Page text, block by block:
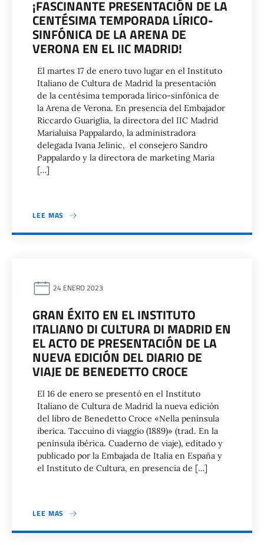
¡FASCINANTE PRESENTACIÓN DE LA
CENTÉSIMA TEMPORADA LÍRICO-
SINFÓNICA DE LA ARENA DE
VERONA EN EL IIC MADRID!
El martes 17 de enero tuvo lugar en el Instituto
Italiano de Cultura de Madrid la presentación
de la centésima temporada lírico-sinfónica de
la Arena de Verona. En presencia del Embajador
Riccardo Guariglia, la directora del IIC Madrid
Marialuisa Pappalardo, la administradora
delegada Ivana Jelinic, el consejero Sandro
Pappalardo y la directora de marketing Maria
[…]
LEE MAS
24 ENERO 2023
GRAN ÉXITO EN EL INSTITUTO
ITALIANO DI CULTURA DI MADRID EN
EL ACTO DE PRESENTACIÓN DE LA
NUEVA EDICIÓN DEL DIARIO DE
VIAJE DE BENEDETTO CROCE
El 16 de enero se presentó en el Instituto
Italiano de Cultura de Madrid la nueva edición
del libro de Benedetto Croce «Nella península
iberica. Taccuino di viaggio (1889)» (trad. En la
península ibérica. Cuaderno de viaje), editado y
publicado por la Embajada de Italia en España y
el Instituto de Cultura, en presencia de […]
LEE MAS